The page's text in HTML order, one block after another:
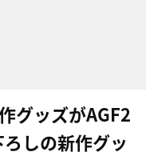
グッズがAGF2
しの新作グッ